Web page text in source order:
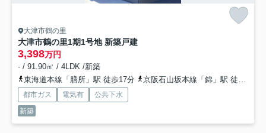
大津市鶴の里
大津市鶴の里1期1号地 新築戸建
3,398万円
- / 91.90㎡ / 4LDK /新築
東海道本線「膳所」駅 徒歩17分
京阪石山坂本線「錦」駅 徒歩21分
都市ガス 電気有
公共下水
新築